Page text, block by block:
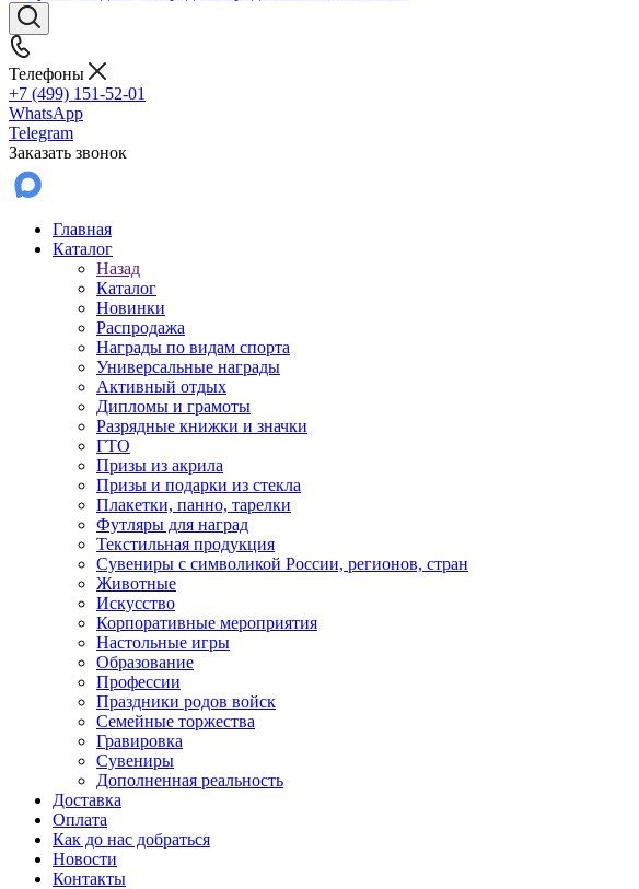
Телефоны
+7 (499) 151-52-01
WhatsApp
Telegram
Заказать звонок
Главная
Каталог
Назад
Каталог
Новинки
Распродажа
Награды по видам спорта
Универсальные награды
Активный отдых
Дипломы и грамоты
Разрядные книжки и значки
ГТО
Призы из акрила
Призы и подарки из стекла
Плакетки, панно, тарелки
Футляры для наград
Текстильная продукция
Сувениры с символикой России, регионов, стран
Животные
Искусство
Корпоративные мероприятия
Настольные игры
Образование
Профессии
Праздники родов войск
Семейные торжества
Гравировка
Сувениры
Дополненная реальность
Доставка
Оплата
Как до нас добраться
Новости
Контакты